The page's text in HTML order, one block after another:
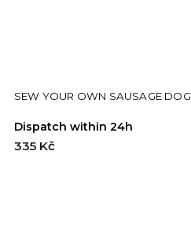
SEW YOUR OWN SAUSAGE DOG
Dispatch within 24h
335 Kč